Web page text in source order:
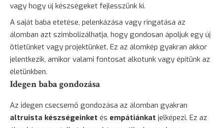
vagy hogy új készségeket fejlesszünk ki.
A saját baba etetése, pelenkázása vagy ringatása az
álomban azt szimbolizálhatja, hogy gondosan ápoljuk egy új
ötletünket vagy projektünket. Ez az álomkép gyakran akkor
jelentkezik, amikor valami fontosat alkotunk vagy építünk az
életünkben.
Idegen baba gondozása
Az idegen csecsemő gondozása az álomban gyakran
altruista készségeinket és empátiánkat jelképezi. Ez az